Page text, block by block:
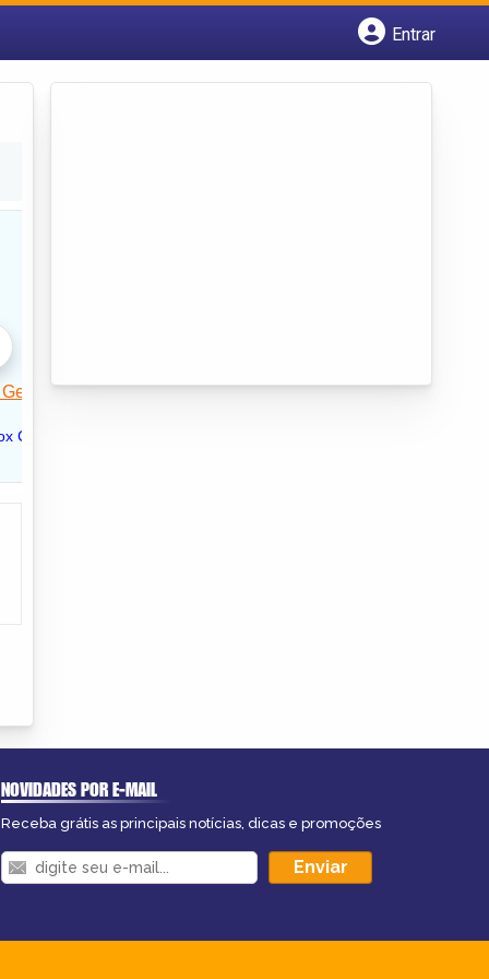
Entrar
NOVIDADES POR E-MAIL
Receba grátis as principais notícias, dicas e promoções